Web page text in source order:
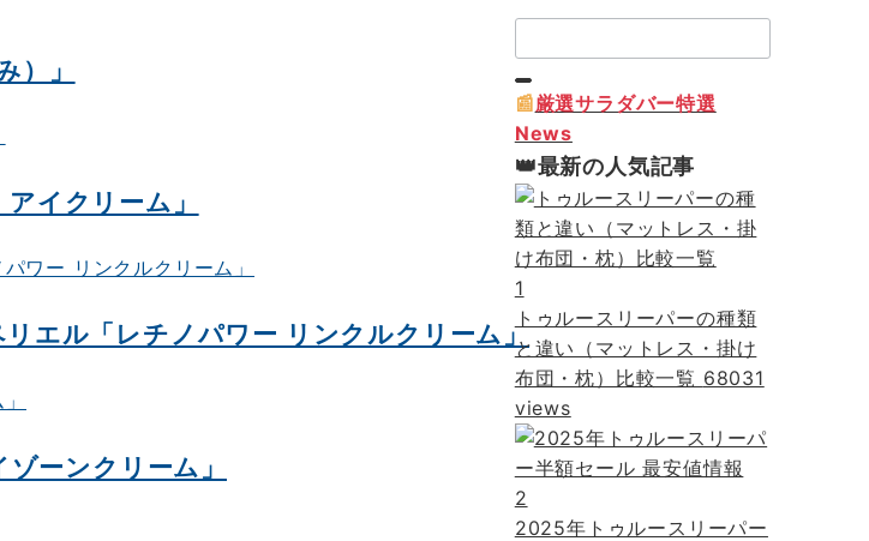
）」
イクリーム」
エル「レチノパワー リンクルクリーム」
ーンクリーム」
索：
📰厳選サラダバー特選
News
👑最新の人気記事
1
トゥルースリーパーの種類
と違い（マットレス・掛け
布団・枕）比較一覧 68031
views
2
2025年トゥルースリーパー